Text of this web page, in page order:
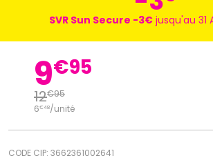
SVR Sun Secure -3€ jusqu'au 31
9€95
12€95
6€48/unité
CODE CIP: 3662361002641